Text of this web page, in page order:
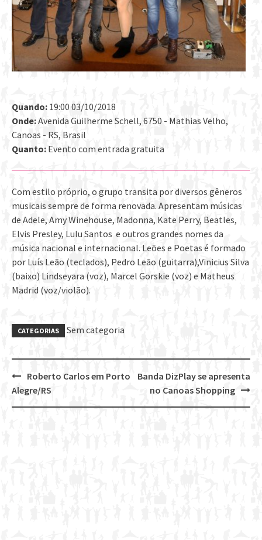
Quando: 19:00 03/10/2018
Onde:Avenida Guilherme Schell, 6750 - Mathias Velho,
Canoas - RS, Brasil
Quanto: Evento com entrada gratuita
Com estilo próprio, o grupo transita por diversos gêneros
musicais sempre de forma renovada. Apresentam músicas
de Adele, Amy Winehouse, Madonna, Kate Perry, Beatles,
Elvis Presley, Lulu Santos e outros grandes nomes da
música nacional e internacional. Leões e Poetas é formado
por Luís Leão (teclados), Pedro Leão (guitarra),Vinicius Silva
(baixo) Lindseyara (voz), Marcel Gorskie (voz) e Matheus
Madrid (voz/violão).
CATEGORIAS Sem categoria
Post
navigation
Banda DizPlay se apresenta
no Canoas Shopping
Roberto Carlos em Porto
Alegre/RS